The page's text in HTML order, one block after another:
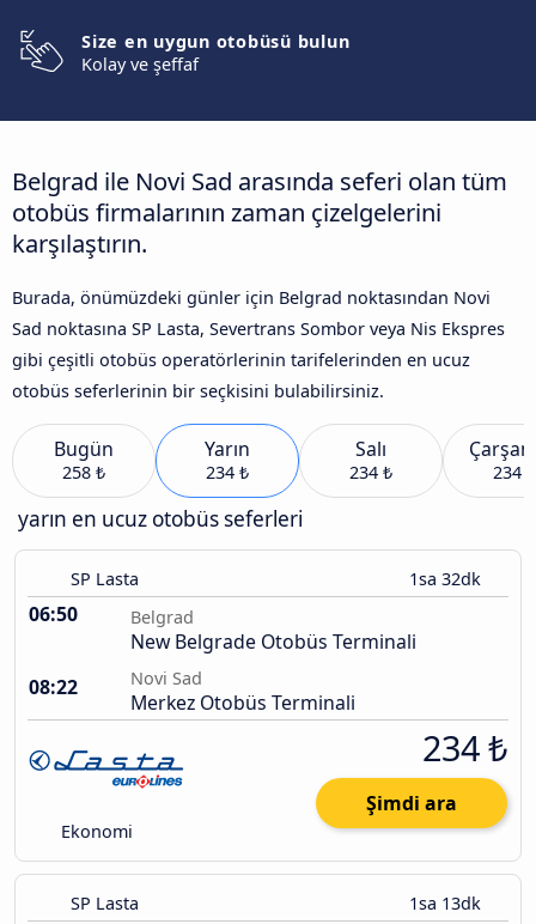
Size en uygun otobüsü bulun
Kolay ve şeffaf
Belgrad ile Novi Sad arasında seferi olan tüm
otobüs firmalarının zaman çizelgelerini
karşılaştırın.
Burada, önümüzdeki günler için Belgrad noktasından Novi
Sad noktasına SP Lasta, Severtrans Sombor veya Nis Ekspres
gibi çeşitli otobüs operatörlerinin tarifelerinden en ucuz
otobüs seferlerinin bir seçkisini bulabilirsiniz.
Bugün
258 ₺
Yarın
234 ₺
Salı
234 ₺ 234 ₺
yarın en ucuz otobüs seferleri
SP Lasta 1sa 32dk
06:50 Belgrad
New Belgrade Otobüs Terminali
08:22
Novi Sad
Merkez Otobüs Terminali
Ekonomi
234 ₺
Şimdi ara
SP Lasta 1sa 13dk